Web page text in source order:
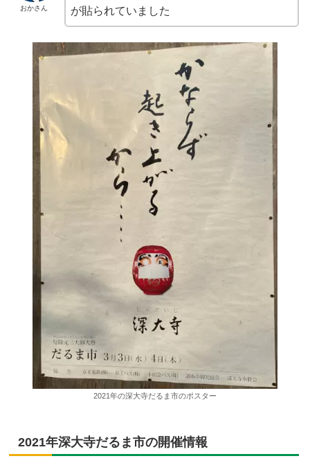
おかさん
が貼られていました
2021年の深大寺だるま市のポスター
2021年深大寺だるま市の開催情報